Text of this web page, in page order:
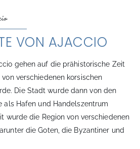
VON AJACCIO
gehen auf die prähistorische Zeit
verschiedenen korsischen
Die Stadt wurde dann von den
als Hafen und Handelszentrum
wurde die Region von verschiedenen
die Goten, die Byzantiner und